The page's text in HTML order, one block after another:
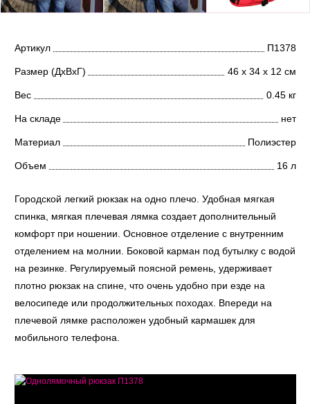
Артикул П1378
Размер (ДхВхГ) 46 х 34 х 12 см
Вес 0.45 кг
На складе нет
Материал Полиэстер
Объем 16 л
Городской легкий рюкзак на одно плечо. Удобная мягкая
спинка, мягкая плечевая лямка создает дополнительный
комфорт при ношении. Основное отделение с внутренним
отделением на молнии. Боковой карман под бутылку с водой
на резинке. Регулируемый поясной ремень, удерживает
плотно рюкзак на спине, что очень удобно при езде на
велосипеде или продолжительных походах. Впереди на
плечевой лямке расположен удобный кармашек для
мобильного телефона.